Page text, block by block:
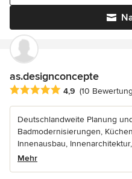
as.designconcepte
Durchschnittliche
4,9 (10
Deutschlandweite Planung
Badmodernisierungen,
Innenausbau,
Mehr